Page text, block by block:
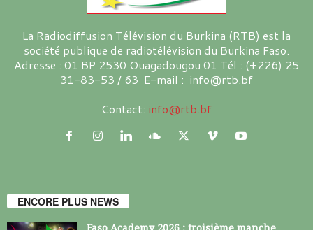
La Radiodiffusion Télévision du Burkina (RTB) est la
société publique de radiotélévision du Burkina Faso.
Adresse : 01 BP 2530 Ouagadougou 01 Tél : (+226) 25
31-83-53 / 63 E-mail : info@rtb.bf
Contact: info@rtb.bf
ENCORE PLUS NEWS